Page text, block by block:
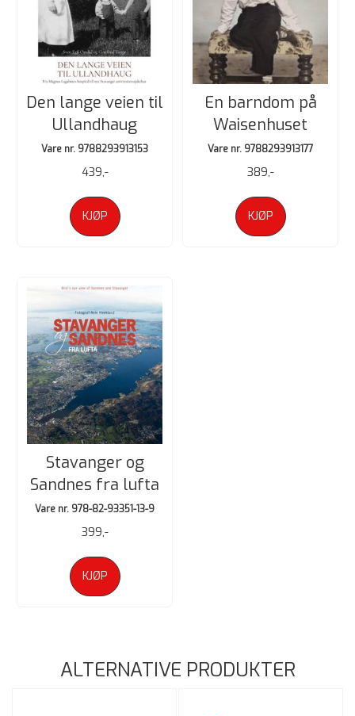
Den lange veien til
Ullandhaug
Vare nr. 9788293913153
439,-
KJØP
En barndom på
Waisenhuset
Vare nr. 9788293913177
389,-
KJØP
Stavanger og
Sandnes fra lufta
Vare nr. 978-82-93351-13-9
399,-
KJØP
ALTERNATIVE PRODUKTER